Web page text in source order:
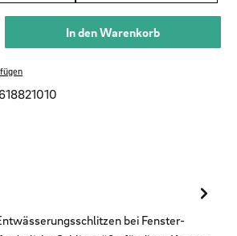
Gib den gewünschten Wert
In den Warenkorb
bei Fenster-